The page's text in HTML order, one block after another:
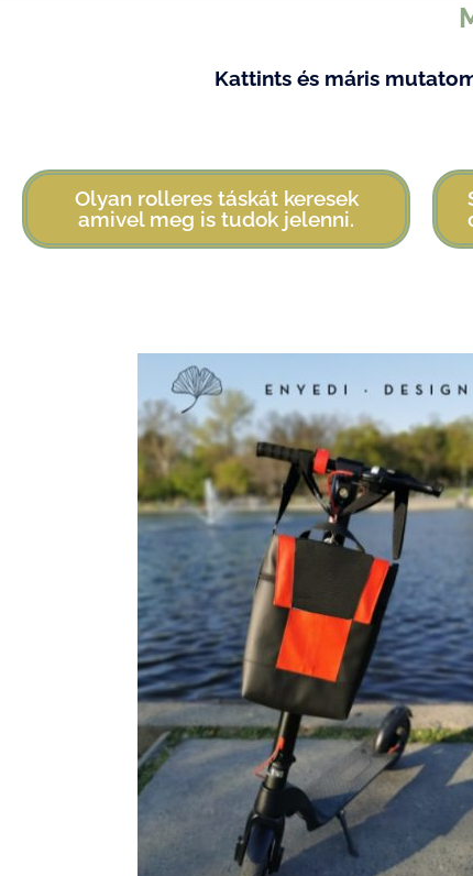
Kattints és máris
Olyan rolleres táskát keresek
amivel meg is tudok jelenni.